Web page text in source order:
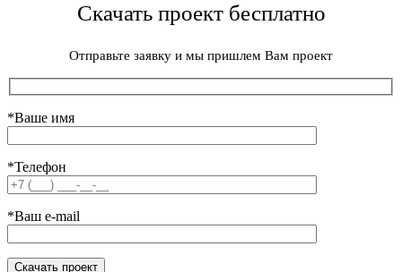
Скачать проект бесплатно
Отправьте заявку и мы пришлем Вам проект
*Ваше имя
*Телефон
*Ваш e-mail